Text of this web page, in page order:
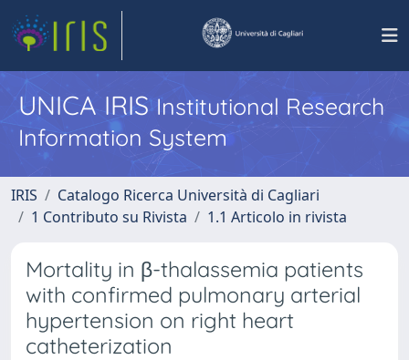
UNICA IRISInstitutional Research
Information System
IRIS
Catalogo Ricerca Università di Cagliari
1 Contributo su Rivista
1.1 Articolo in rivista
Mortality in β-thalassemia patients
with confirmed pulmonary arterial
hypertension on right heart
catheterization